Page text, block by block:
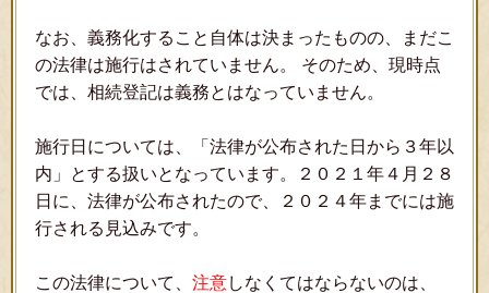
なお、義務化すること自体は決まったものの、まだこ
の法律は施行はされていません。 そのため、現時点
では、相続登記は義務とはなっていません。
施行日については、「法律が公布された日から３年以
内」とする扱いとなっています。２０２１年４月２８
日に、法律が公布されたので、２０２４年までには施
行される見込みです。
この法律について、 注意しなくてはならないのは、